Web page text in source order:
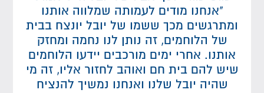
"אנחנו מודים לעמותה שמלווה אותנו
ומתרגשים מכך ששמו של יובל יונצח בבית
של הלוחמים, זה נותן לנו נחמה ומחזק
אותנו. אחרי ימים מורכבים יידעו הלוחמים
שיש להם בית חם ואוהב לחזור אליו, זה מי
שהיה יובל שלנו ואנחנו נמשיך להנציח